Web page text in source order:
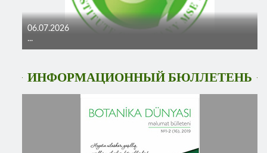
06.07.2026
...
ИНФОРМАЦИОННЫЙ БЮЛЛЕТЕНЬ